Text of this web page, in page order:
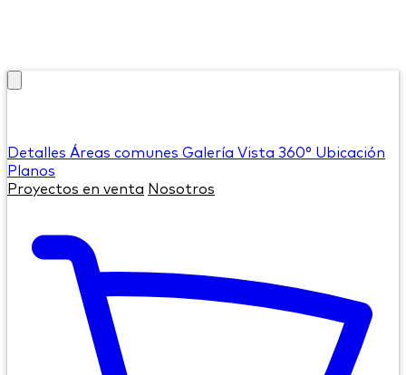
Detalles Áreas comunes Galería Vista 360° Ubicación
Planos
Proyectos en venta Nosotros